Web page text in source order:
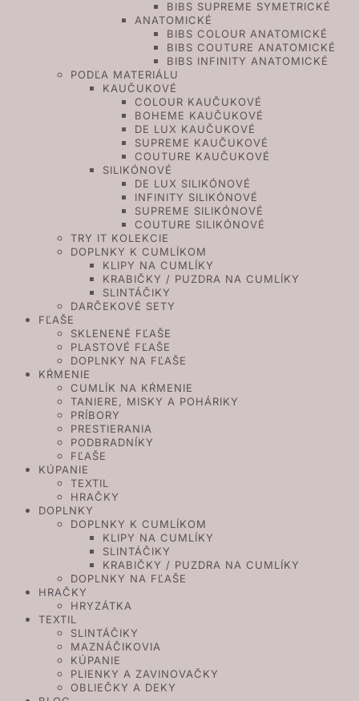
BIBS SUPREME SYMETRICKÉ
ANATOMICKÉ
BIBS COLOUR ANATOMICKÉ
BIBS COUTURE ANATOMICKÉ
BIBS INFINITY ANATOMICKÉ
PODĽA MATERIÁLU
KAUČUKOVÉ
COLOUR KAUČUKOVÉ
BOHEME KAUČUKOVÉ
DE LUX KAUČUKOVÉ
SUPREME KAUČUKOVÉ
COUTURE KAUČUKOVÉ
SILIKÓNOVÉ
DE LUX SILIKÓNOVÉ
INFINITY SILIKÓNOVÉ
SUPREME SILIKÓNOVÉ
COUTURE SILIKÓNOVÉ
TRY IT KOLEKCIE
DOPLNKY K CUMLÍKOM
KLIPY NA CUMLÍKY
KRABIČKY / PUZDRA NA CUMLÍKY
SLINTÁČIKY
DARČEKOVÉ SETY
FĽAŠE
SKLENENÉ FĽAŠE
PLASTOVÉ FĽAŠE
DOPLNKY NA FĽAŠE
KŔMENIE
CUMLÍK NA KŔMENIE
TANIERE, MISKY A POHÁRIKY
PRÍBORY
PRESTIERANIA
PODBRADNÍKY
FĽAŠE
KÚPANIE
TEXTIL
HRAČKY
DOPLNKY
DOPLNKY K CUMLÍKOM
KLIPY NA CUMLÍKY
SLINTÁČIKY
KRABIČKY / PUZDRA NA CUMLÍKY
DOPLNKY NA FĽAŠE
HRAČKY
HRYZÁTKA
TEXTIL
SLINTÁČIKY
MAZNÁČIKOVIA
KÚPANIE
PLIENKY A ZAVINOVAČKY
OBLIEČKY A DEKY